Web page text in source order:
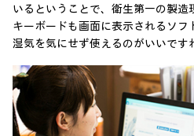
いるということで、衛生第一の製造
キーボードも画面に表示されるソフ
湿気を気にせず使えるのがいいです